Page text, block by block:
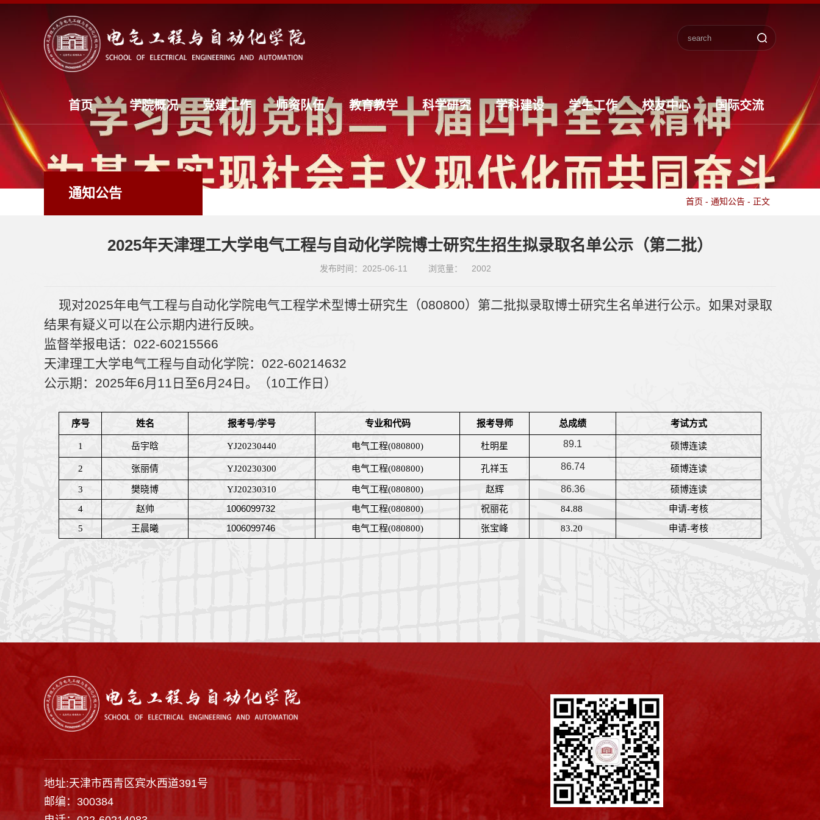
首页 学院概况 党建工作 师资队伍 教育教学 科学研究 学科建设 学生工作 校友中心 国际交流
通知公告
首页 - 通知公告 - 正文
2025年天津理工大学电气工程与自动化学院博士研究生招生拟录取名单公示（第二批）
发布时间：2025-06-11 浏览量： 2002
现对2025年电气工程与自动化学院电气工程学术型博士研究生（080800）第二批拟录取博士研究生名单进行公示。如果对录取
结果有疑义可以在公示期内进行反映。
监督举报电话：022-60215566
天津理工大学电气工程与自动化学院：022-60214632
公示期：2025年6月11日至6月24日。（10工作日）
序号 姓名 报考号/学号 专业和代码 报考导师 总成绩 考试方式
1 岳宇晗 YJ20230440 电气工程(080800) 杜明星 89.1 硕博连读
2 张丽倩 YJ20230300 电气工程(080800) 孔祥玉 86.74 硕博连读
3 樊晓博 YJ20230310 电气工程(080800) 赵辉 86.36
硕博连读
4
赵帅 1006099732 电气工程(080800) 祝丽花 84.88 申请-考核
5
王晨曦 1006099746 电气工程(080800) 张宝峰 83.20 申请-考核
地址:天津市西青区宾水西道391号
邮编：300384